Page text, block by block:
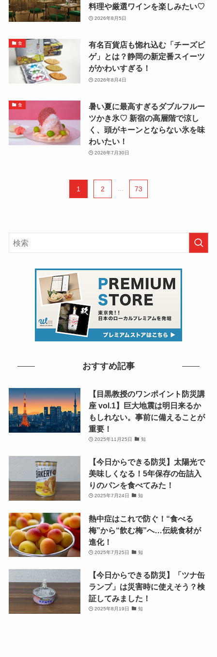
料理や厳選ワインを楽しみたい♡
2026年8月5日
食
有名百貨店も惚れ込む「チーズピ
ゲ」とは？静岡の新定番スイーツ
がかわいすぎる！
2026年8月4日
食
暑い夏に最高すぎるダブルフルー
ツかき氷♡ 新宿の高層階で涼し
く、頭がキーンとならない氷を味
わいたい！
2026年7月30日
1 2 ... 73
おすすめ記事
【目黒教授のワンポイント防災講
座 vol.1】巨大地震は明日来るか
もしれない。事前に備えることが
重要！
2025年11月25日 知
【今日からできる防災】太陽光で
美味しくなる！5年保存の缶詰入
りのパンを食べてみた！
2025年7月24日 知
熱中症はこれで防ぐ！“食べる
梅”から“飲む梅”へ…伝統食材が
進化！
2025年7月25日 知
【今日からできる防災】「ツナ缶
ランプ」は災害時に使えそう？検
証してみました！
2025年8月19日 知